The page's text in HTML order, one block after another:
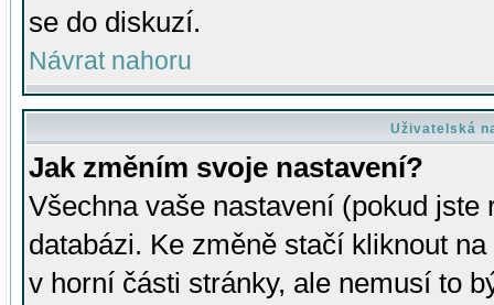
se do diskuzí.
Návrat nahoru
Uživatelská
Jak změním svoje nastavení?
Všechna vaše nastavení (pokud
databázi. Ke změně stačí kliknout
v horní části stránky, ale nemusí to